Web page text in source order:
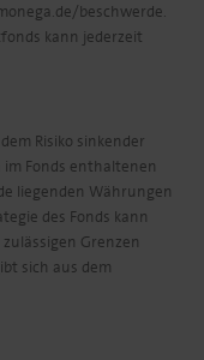
beschwerde.
kann jederzeit
Risiko sinkender
Fonds enthaltenen
liegenden Währungen
des Fonds kann
Grenzen
sich aus dem